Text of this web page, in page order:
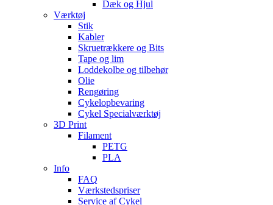
Dæk og Hjul
Værktøj
Stik
Kabler
Skruetrækkere og Bits
Tape og lim
Loddekolbe og tilbehør
Olie
Rengøring
Cykelopbevaring
Cykel Specialværktøj
3D Print
Filament
PETG
PLA
Info
FAQ
Værkstedspriser
Service af Cykel